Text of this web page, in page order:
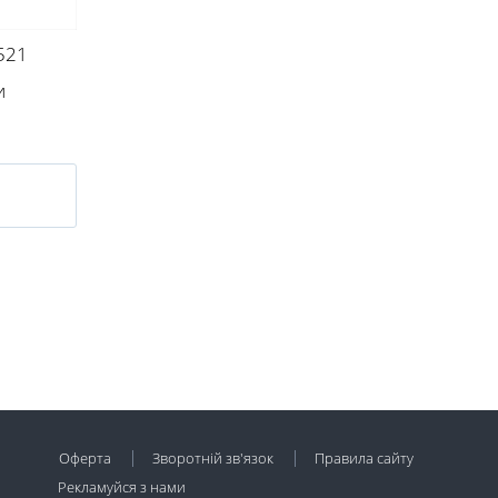
Оферта Зворотній зв'язок
Правила сайту
Рекламуйся з нами